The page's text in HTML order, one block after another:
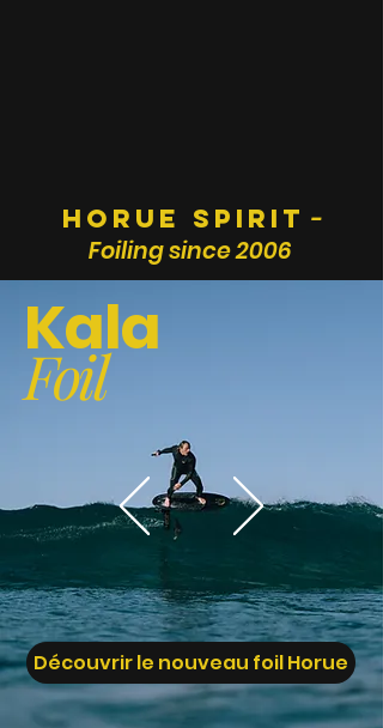
HORUE SPIRIT -
Foiling since 2006
Kala
Foil
Découvrir le nouveau foil Horue